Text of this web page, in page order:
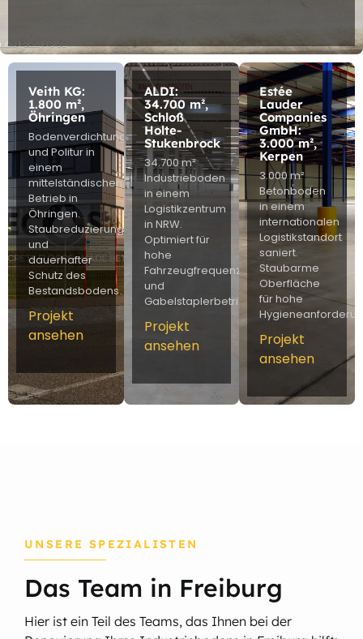
Veith KG:
1.800 m²,
Öhringen
Bodenverdichtung
und Politur in
einem
mittelständischen
Betrieb in
Öhringen.
Staubreduzierung
und
dauerhafter
Schutz des
Bestandsbodens.
Projekt
ansehen
ALDI:
34.700 m²,
Schloß
Holte-
Stukenbrock
34.700 m²
Industrieboden
in einem
Logistikzentrum
in NRW.
Optimiert für
hohe
Fahrzeugfrequenz
und
Gabelstaplerbetrieb.
Projekt
ansehen
Estée
Lauder
Companies
GmbH:
3.000 m²,
Kerpen
3.000 m²
Betonboden
in einem
internationalen
Logistikstandort
saniert.
Staubarme
Oberfläche
für hohe
Projekt
ansehen
UNSERE SPEZIALISTEN
Das Team in Freiburg
Hier ist ein Teil des Teams, das Ihnen bei der